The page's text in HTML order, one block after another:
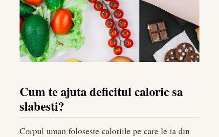
Cum te ajuta deficitul caloric sa
slabesti?
Corpul uman foloseste caloriile pe care le ia din